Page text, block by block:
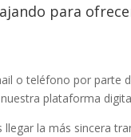
para
o teléfono por parte
plataforma
llegar la más sincera